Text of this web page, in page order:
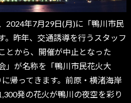
2024年7月29日(月)に「鴨川市民
。昨年、交通誘導を行うスタッフ
とから、開催が中止となった
」が名称を「鴨川市民花火大
帰ってきます。前原・横渚海岸
発の花火が鴨川の夜空を彩り